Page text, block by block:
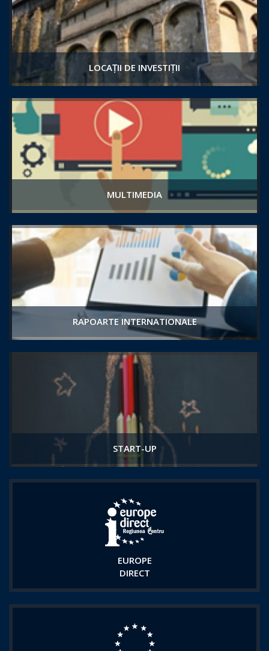
LOCAȚII DE INVESTIȚII
MULTIMEDIA
RAPOARTE INTERNATIONALE
START-UP
EUROPE
DIRECT